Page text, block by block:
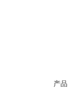
产品